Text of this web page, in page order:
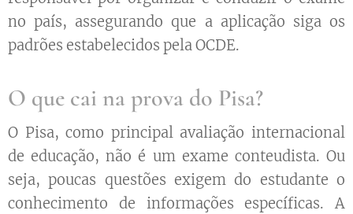
no país, assegurando que a aplicação siga os
padrões estabelecidos pela OCDE.
O que cai na prova do Pisa?
O Pisa, como principal avaliação internacional
de educação, não é um exame conteudista. Ou
seja, poucas questões exigem do estudante o
conhecimento de informações específicas. A